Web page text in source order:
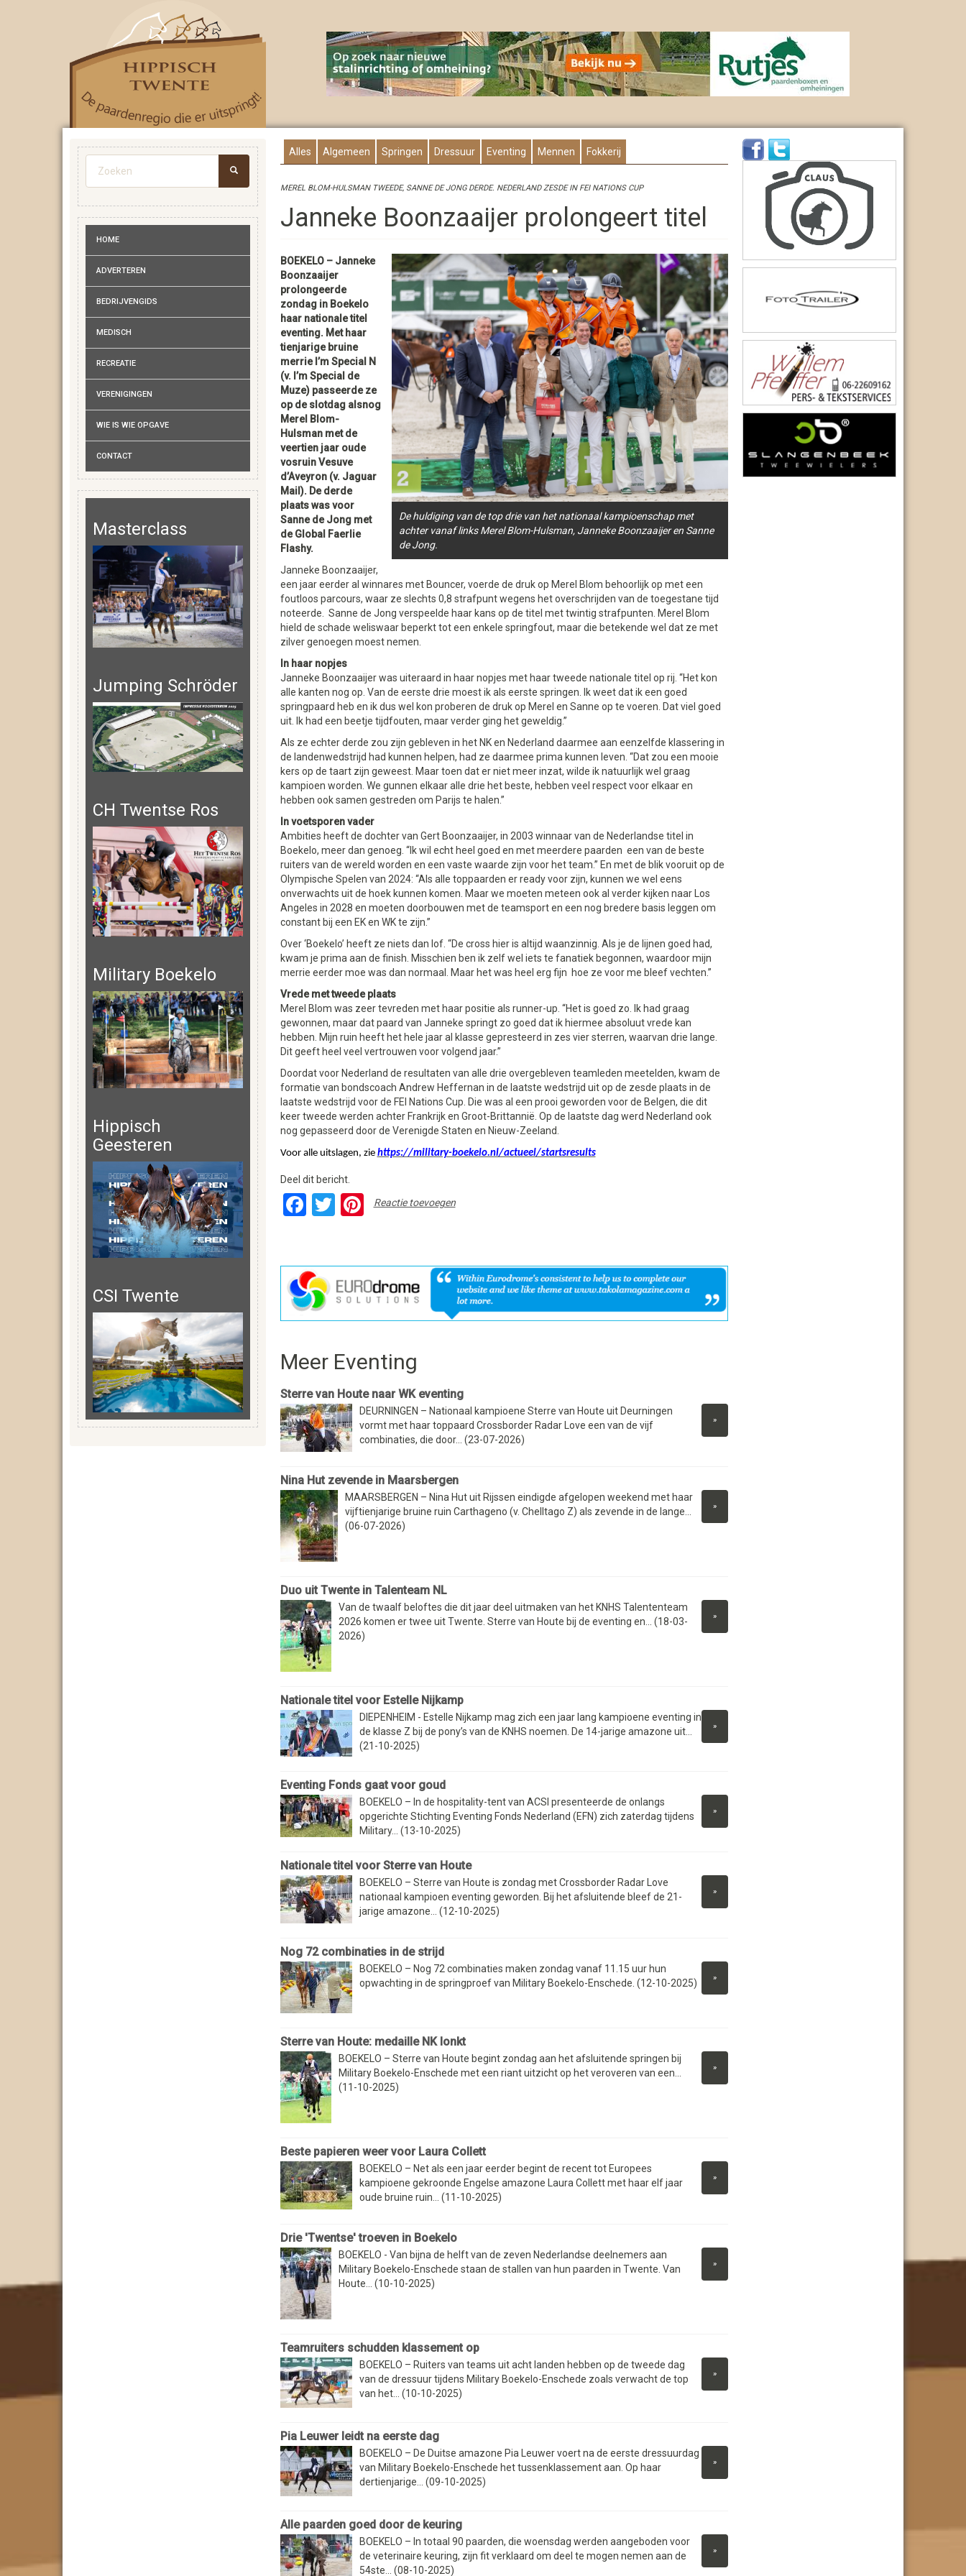
Zoekveld
HOME
ADVERTEREN
BEDRIJVENGIDS
MEDISCH
RECREATIE
VERENIGINGEN
WIE IS WIE OPGAVE
CONTACT
Masterclass
Jumping Schröder
CH Twentse Ros
Military Boekelo
Hippisch
Geesteren
CSI Twente
Alles Algemeen Springen Dressuur Eventing Mennen Fokkerij
MEREL BLOM-HULSMAN TWEEDE, SANNE DE JONG DERDE. NEDERLAND ZESDE IN FEI NATIONS CUP
Janneke Boonzaaijer prolongeert titel
De huldiging van de top drie van het nationaal kampioenschap met
achter vanaf links Merel Blom-Hulsman, Janneke Boonzaaijer en Sanne
de Jong.
BOEKELO – Janneke
Boonzaaijer
prolongeerde
zondag in Boekelo
haar nationale titel
eventing. Met haar
tienjarige bruine
merrie I’m Special N
(v. I’m Special de
Muze) passeerde ze
op de slotdag alsnog
Merel Blom-
Hulsman met de
veertien jaar oude
vosruin Vesuve
d’Aveyron (v. Jaguar
Mail). De derde
plaats was voor
Sanne de Jong met
de Global Faerlie
Flashy.
Janneke Boonzaaijer,
een jaar eerder al winnares met Bouncer, voerde de druk op Merel Blom behoorlijk op met een
foutloos parcours, waar ze slechts 0,8 strafpunt wegens het overschrijden van de toegestane tijd
noteerde. Sanne de Jong verspeelde haar kans op de titel met twintig strafpunten. Merel Blom
hield de schade weliswaar beperkt tot een enkele springfout, maar die betekende wel dat ze met
zilver genoegen moest nemen.
In haar nopjes
Janneke Boonzaaijer was uiteraard in haar nopjes met haar tweede nationale titel op rij. “Het kon
alle kanten nog op. Van de eerste drie moest ik als eerste springen. Ik weet dat ik een goed
springpaard heb en ik dus wel kon proberen de druk op Merel en Sanne op te voeren. Dat viel goed
uit. Ik had een beetje tijdfouten, maar verder ging het geweldig.”
Als ze echter derde zou zijn gebleven in het NK en Nederland daarmee aan eenzelfde klassering in
de landenwedstrijd had kunnen helpen, had ze daarmee prima kunnen leven. “Dat zou een mooie
kers op de taart zijn geweest. Maar toen dat er niet meer inzat, wilde ik natuurlijk wel graag
kampioen worden. We gunnen elkaar alle drie het beste, hebben veel respect voor elkaar en
hebben ook samen gestreden om Parijs te halen.”
In voetsporen vader
Ambities heeft de dochter van Gert Boonzaaijer, in 2003 winnaar van de Nederlandse titel in
Boekelo, meer dan genoeg. “Ik wil echt heel goed en met meerdere paarden een van de beste
ruiters van de wereld worden en een vaste waarde zijn voor het team.” En met de blik vooruit op de
Olympische Spelen van 2024: “Als alle toppaarden er ready voor zijn, kunnen we wel eens
onverwachts uit de hoek kunnen komen. Maar we moeten meteen ook al verder kijken naar Los
Angeles in 2028 en moeten doorbouwen met de teamsport en een nog bredere basis leggen om
constant bij een EK en WK te zijn.”
Over ‘Boekelo’ heeft ze niets dan lof. “De cross hier is altijd waanzinnig. Als je de lijnen goed had,
kwam je prima aan de finish. Misschien ben ik zelf wel iets te fanatiek begonnen, waardoor mijn
merrie eerder moe was dan normaal. Maar het was heel erg fijn hoe ze voor me bleef vechten.”
Vrede met tweede plaats
Merel Blom was zeer tevreden met haar positie als runner-up. “Het is goed zo. Ik had graag
gewonnen, maar dat paard van Janneke springt zo goed dat ik hiermee absoluut vrede kan
hebben. Mijn ruin heeft het hele jaar al klasse gepresteerd in zes vier sterren, waarvan drie lange.
Dit geeft heel veel vertrouwen voor volgend jaar.”
Doordat voor Nederland de resultaten van alle drie overgebleven teamleden meetelden, kwam de
formatie van bondscoach Andrew Heffernan in de laatste wedstrijd uit op de zesde plaats in de
laatste wedstrijd voor de FEI Nations Cup. Die was al een prooi geworden voor de Belgen, die dit
keer tweede werden achter Frankrijk en Groot-Brittannië. Op de laatste dag werd Nederland ook
nog gepasseerd door de Verenigde Staten en Nieuw-Zeeland.
Voor alle uitslagen, zie https://military-boekelo.nl/actueel/startsresults
Deel dit bericht.
Facebook
Twitter
Pinterest
Reactie toevoegen
Meer Eventing
Sterre van Houte naar WK eventing
»
DEURNINGEN – Nationaal kampioene Sterre van Houte uit Deurningen
vormt met haar toppaard Crossborder Radar Love een van de vijf
combinaties, die door... (23-07-2026)
Nina Hut zevende in Maarsbergen
»
MAARSBERGEN – Nina Hut uit Rijssen eindigde afgelopen weekend met haar
vijftienjarige bruine ruin Carthageno (v. Chelltago Z) als zevende in de lange...
(06-07-2026)
Duo uit Twente in Talenteam NL
»
Van de twaalf beloftes die dit jaar deel uitmaken van het KNHS Talententeam
2026 komen er twee uit Twente. Sterre van Houte bij de eventing en... (18-03-
2026)
Nationale titel voor Estelle Nijkamp
»
DIEPENHEIM - Estelle Nijkamp mag zich een jaar lang kampioene eventing in
de klasse Z bij de pony’s van de KNHS noemen. De 14-jarige amazone uit...
(21-10-2025)
Eventing Fonds gaat voor goud
»
BOEKELO – In de hospitality-tent van ACSI presenteerde de onlangs
opgerichte Stichting Eventing Fonds Nederland (EFN) zich zaterdag tijdens
Military... (13-10-2025)
Nationale titel voor Sterre van Houte
»
BOEKELO – Sterre van Houte is zondag met Crossborder Radar Love
nationaal kampioen eventing geworden. Bij het afsluitende bleef de 21-
jarige amazone... (12-10-2025)
Nog 72 combinaties in de strijd
»
BOEKELO – Nog 72 combinaties maken zondag vanaf 11.15 uur hun
opwachting in de springproef van Military Boekelo-Enschede. (12-10-2025)
Sterre van Houte: medaille NK lonkt
»
BOEKELO – Sterre van Houte begint zondag aan het afsluitende springen bij
Military Boekelo-Enschede met een riant uitzicht op het veroveren van een...
(11-10-2025)
Beste papieren weer voor Laura Collett
»
BOEKELO – Net als een jaar eerder begint de recent tot Europees
kampioene gekroonde Engelse amazone Laura Collett met haar elf jaar
oude bruine ruin... (11-10-2025)
Drie 'Twentse' troeven in Boekelo
»
BOEKELO - Van bijna de helft van de zeven Nederlandse deelnemers aan
Military Boekelo-Enschede staan de stallen van hun paarden in Twente. Van
Houte... (10-10-2025)
Teamruiters schudden klassement op
»
BOEKELO – Ruiters van teams uit acht landen hebben op de tweede dag
van de dressuur tijdens Military Boekelo-Enschede zoals verwacht de top
van het... (10-10-2025)
Pia Leuwer leidt na eerste dag
»
BOEKELO – De Duitse amazone Pia Leuwer voert na de eerste dressuurdag
van Military Boekelo-Enschede het tussenklassement aan. Op haar
dertienjarige... (09-10-2025)
Alle paarden goed door de keuring
»
BOEKELO – In totaal 90 paarden, die woensdag werden aangeboden voor
de veterinaire keuring, zijn fit verklaard om deel te mogen nemen aan de
54ste... (08-10-2025)